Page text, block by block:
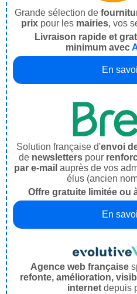
Grande sélection de
prix pour les mairies, vos
Livraison rapide et
minimum avec
En
Solution française d'envoi
de newsletters pour
par e-mail auprès de vos
élus (ancien
Offre gratuite limitée ou
En
Agence web française
refonte, amélioration,
internet depuis